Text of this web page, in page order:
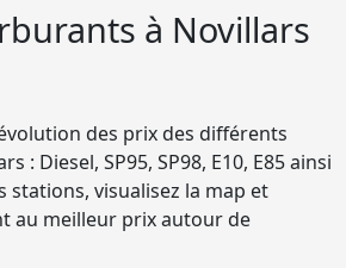
à Novillars
des prix des différents
: Diesel, SP95, SP98, E10, E85 ainsi
stations, visualisez la map et
au meilleur prix autour de